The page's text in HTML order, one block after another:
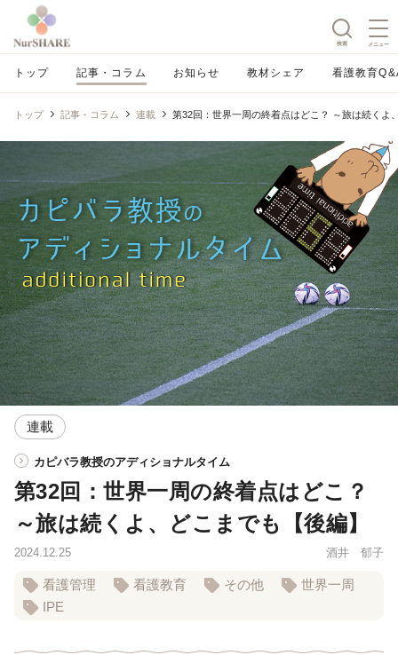
検索 メニュー
トップ 記事・コラム お知らせ 教材シェア 看護教育
トップ 記事・コラム 連載 第32回：世界一周の終着点はどこ？ ～旅は続くよ
連載
カピバラ教授のアディショナルタイム
第32回：世界一周の終着点はどこ？
～旅は続くよ、どこまでも【後編】
2024.12.25 酒井 郁子
看護管理 看護教育 その他
世界一周
IPE